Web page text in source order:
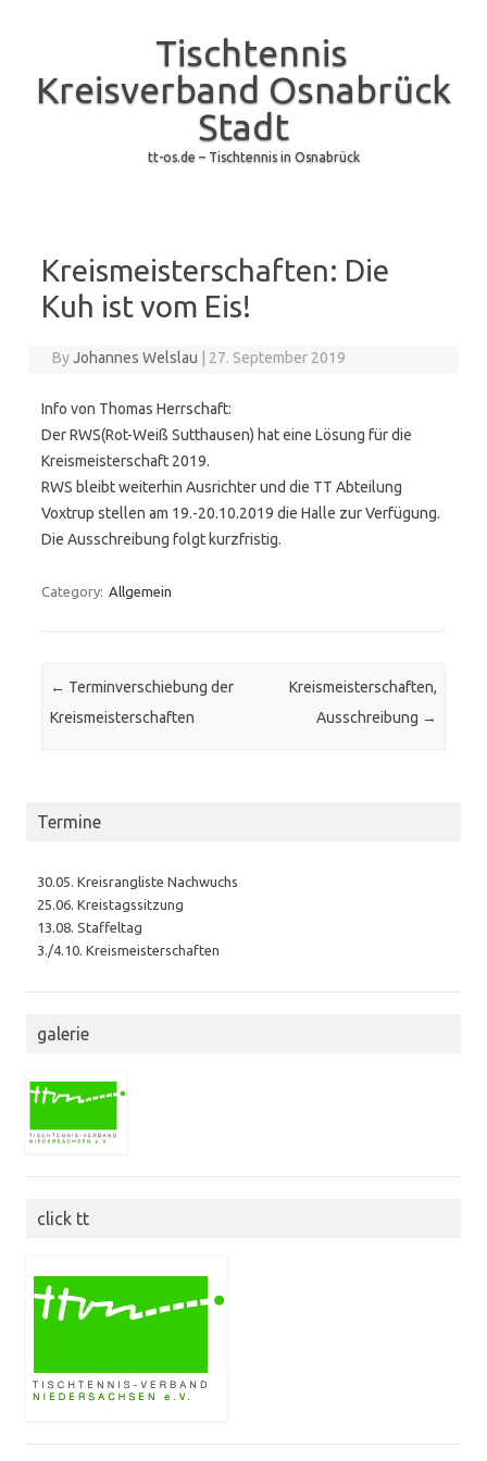
Tischtennis
Kreisverband Osnabrück
Stadt
tt-os.de – Tischtennis in Osnabrück
Kreismeisterschaften: Die
Kuh ist vom Eis!
ByJohannes Welslau 27. September 2019
Info von Thomas Herrschaft:
Der RWS(Rot-Weiß Sutthausen) hat eine Lösung für die
Kreismeisterschaft 2019.
RWS bleibt weiterhin Ausrichter und die TT Abteilung
Voxtrup stellen am 19.-20.10.2019 die Halle zur Verfügung.
Die Ausschreibung folgt kurzfristig.
Category: Allgemein
Post navigation
← Terminverschiebung der
Kreismeisterschaften
Kreismeisterschaften,
Ausschreibung →
Termine
30.05. Kreisrangliste Nachwuchs
25.06. Kreistagssitzung
13.08. Staffeltag
3./4.10. Kreismeisterschaften
galerie
click tt